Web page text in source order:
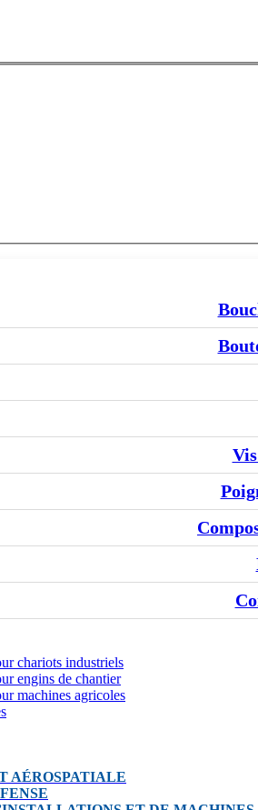
chariots industriels
engins de chantier
machines agricoles
AÉROSPATIALE